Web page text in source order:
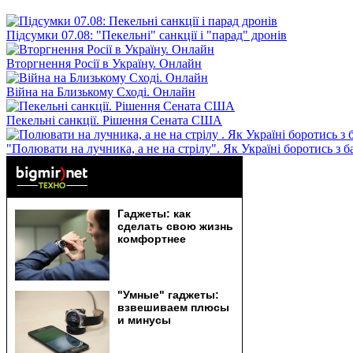
Підсумки 07.08: "Пекельні" санкції і "парад" дронів
Вторгнення Росії в Україну. Онлайн
Війна на Близькому Сході. Онлайн
Пекельні санкції. Рішення Сената США
"Полювати на лучника, а не на стрілу". Як Україні боротись з